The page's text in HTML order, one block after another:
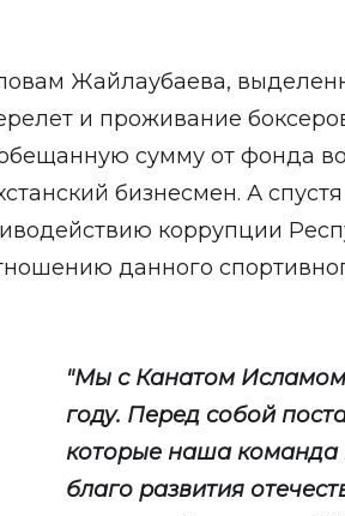
Жайлаубаева,
и проживание
сумму от фонда
бизнесмен. А
коррупции
данного
"Мы с Канатом Исламом
году. Перед собой
которые наша команда
благо развития